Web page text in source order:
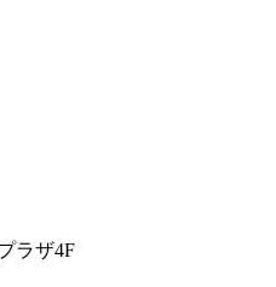
ラザ4F